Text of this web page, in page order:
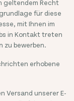
geltendem Recht
für diese
mit Ihnen im
in Kontakt treten
zu bewerben.
erhobene
Versand unserer E-